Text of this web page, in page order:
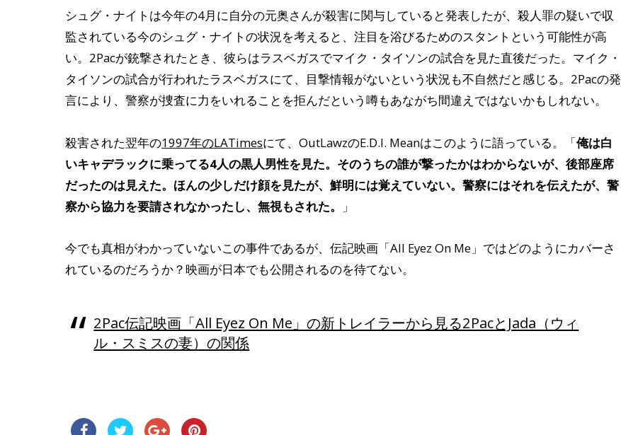
シュグ・ナイトは今年の4月に自分の元奥さんが殺害に関与していると発表したが、殺人罪の疑いで収
監されている今のシュグ・ナイトの状況を考えると、注目を浴びるためのスタントという可能性が高
い。2Pacが銃撃されたとき、彼らはラスベガスでマイク・タイソンの試合を見た直後だった。マイク・
タイソンの試合が行われたラスベガスにて、目撃情報がないという状況も不自然だと感じる。2Pacの発
言により、警察が捜査に力をいれることを拒んだという噂もあながち間違えではないかもしれない。
殺害された翌年の1997年のLATimesにて、OutLawzのE.D.I. Meanはこのように語っている。「俺は白
いキャデラックに乗ってる4人の黒人男性を見た。そのうちの誰が撃ったかはわからないが、後部座席
だったのは見えた。ほんの少しだけ顔を見たが、鮮明には覚えていない。警察にはそれを伝えたが、警
察から協力を要請されなかったし、無視もされた。
」
今でも真相がわかっていないこの事件であるが、伝記映画「All Eyez On Me」ではどのようにカバーさ
れているのだろうか？映画が日本でも公開されるのを待てない。
2Pac伝記映画「All Eyez On Me」の新トレイラーから見る2PacとJada（ウィ
ル・スミスの妻）の関係